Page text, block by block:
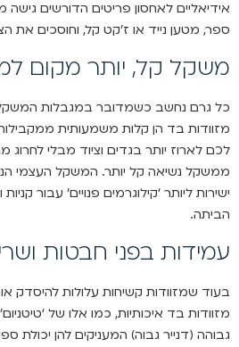
אידיאליים לאחסון פריטים הדורשים
ספר, מטען נייד או ז’קט קל, וחוסכים את
משקל קל, יותר מקום
כל גרם נחשב כשמדובר במגבלות
מזוודות בד הן קלות משמעותית
לכם לארוז יותר בגדים וציוד מבלי לחרוג
ממשקל נשיאה קל יותר. המשקל העצמי
ישירות ליותר ‘קילוגרמים פנויים’ עבור
הביתה.
עמידות בפני חבטות
בעוד שמזוודות קשיחות עלולות להיסדק
מזוודות בד איכותיות, כמו אלו של
גבוהה (דנייר גבוה) המעניקים להן יכולת